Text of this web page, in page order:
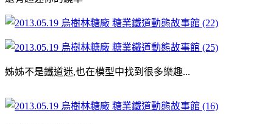
姊姊不是鐵道迷,也在模型中找到很多樂趣...